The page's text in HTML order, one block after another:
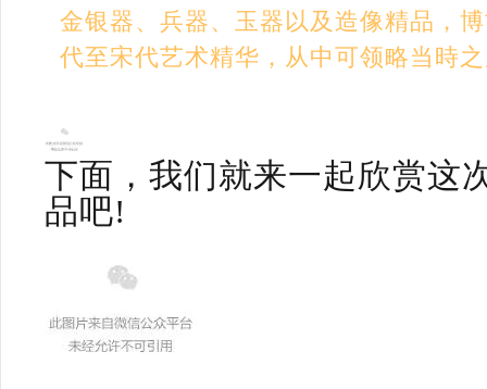
金银器、兵器、玉器以及造像精品，
代至宋代艺术精华，从中可领略当時
下面，我们就来一起欣赏这
品吧!